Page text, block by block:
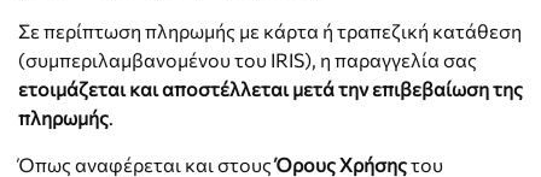
Σε περίπτωση πληρωμής με κάρτα ή τραπεζική κατάθεση
(συμπεριλαμβανομένου του IRIS), η παραγγελία σας
ετοιμάζεται και αποστέλλεται μετά την επιβεβαίωση της
πληρωμής.
Όπως αναφέρεται και στουςΌρους Χρήσηςτου